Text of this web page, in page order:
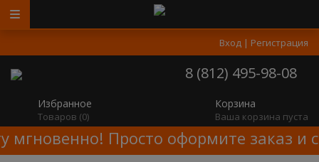
Вход | Регистрация
8 (812) 495-98-08
Избранное
Товаров (0)
Корзина
Ваша корзина пуста
мгновенно! Просто оформите заказ